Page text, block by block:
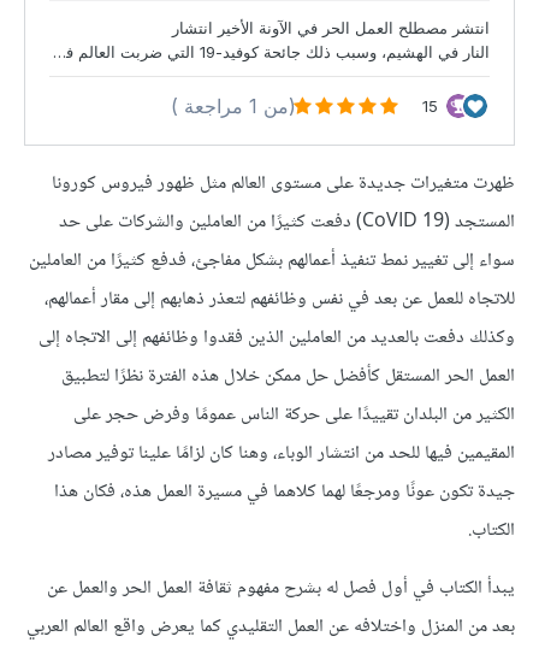
ظهرت متغيرات جديدة على مستوى العالم مثل ظهور فيروس كورونا
المستجد (CoVID 19) دفعت كثيرًا من العاملين والشركات على حد
سواء إلى تغيير نمط تنفيذ أعمالهم بشكل مفاجئ، فدفع كثيرًا من العاملين
للاتجاه للعمل عن بعد في نفس وظائفهم لتعذر ذهابهم إلى مقار أعمالهم،
وكذلك دفعت بالعديد من العاملين الذين فقدوا وظائفهم إلى الاتجاه إلى
العمل الحر المستقل كأفضل حل ممكن خلال هذه الفترة نظرًا لتطبيق
الكثير من البلدان تقييدًا على حركة الناس عمومًا وفرض حجر على
المقيمين فيها للحد من انتشار الوباء، وهنا كان لزامًا علينا توفير مصادر
جيدة تكون عونًا ومرجعًا لهما كلاهما في مسيرة العمل هذه، فكان هذا
الكتاب.
يبدأ الكتاب في أول فصل له بشرح مفهوم ثقافة العمل الحر والعمل عن
بعد من المنزل واختلافه عن العمل التقليدي كما يعرض واقع العالم العربي